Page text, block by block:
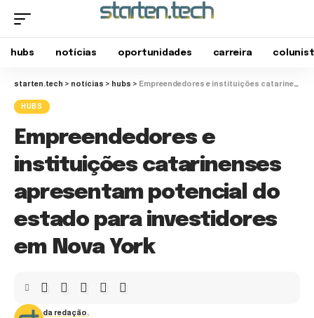
hubs notícias oportunidades carreira
starten.tech > notícias > hubs > Empreendedores e instituições catarinenses apresentam potencial do estado para investidores em Nova York
HUBS
Empreendedores e
instituições catarinenses
apresentam potencial do
estado para investidores
em Nova York
da redação.